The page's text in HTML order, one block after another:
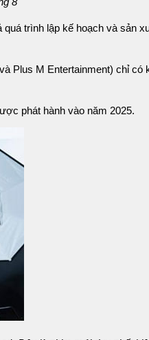
trình lập kế hoạch và sản
Plus M Entertainment) chỉ có
phát hành vào năm 2025.